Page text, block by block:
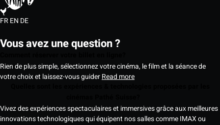
FREN DE
Vous avez une question ?
Rien de plus simple, sélectionnez votre cinéma, le film et la séance de
votre choix et laissez-vous guiderRead more
Vivez des expériences spectaculaires et immersives grâce aux meilleures
innovations technologiques qui équipent nos salles comme IMAX ou